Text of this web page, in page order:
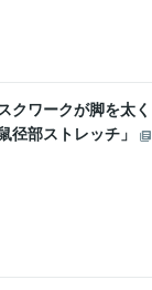
クワークが脚を太く
径部ストレッチ」